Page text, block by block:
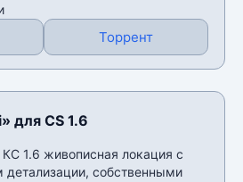
Торрент
для CS 1.6
КС 1.6 живописная локация с
детализации, собственными